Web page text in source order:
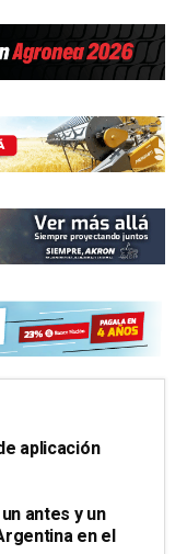
aplicación
antes y un
en el